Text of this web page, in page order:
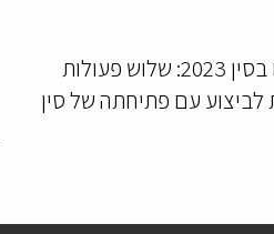
עסקים בסין 2023: שלוש פעולות
לביצוע עם פתיחתה של סין